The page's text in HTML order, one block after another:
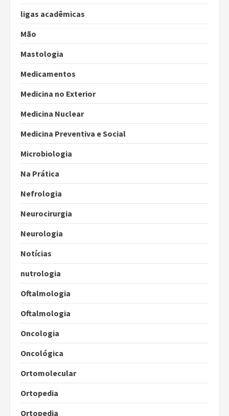
ligas acadêmicas
Mão
Mastologia
Medicamentos
Medicina no Exterior
Medicina Nuclear
Medicina Preventiva e Social
Microbiologia
Na Prática
Nefrologia
Neurocirurgia
Neurologia
Notícias
nutrologia
Oftalmologia
Oftalmologia
Oncologia
Oncológica
Ortomolecular
Ortopedia
Ortopedia